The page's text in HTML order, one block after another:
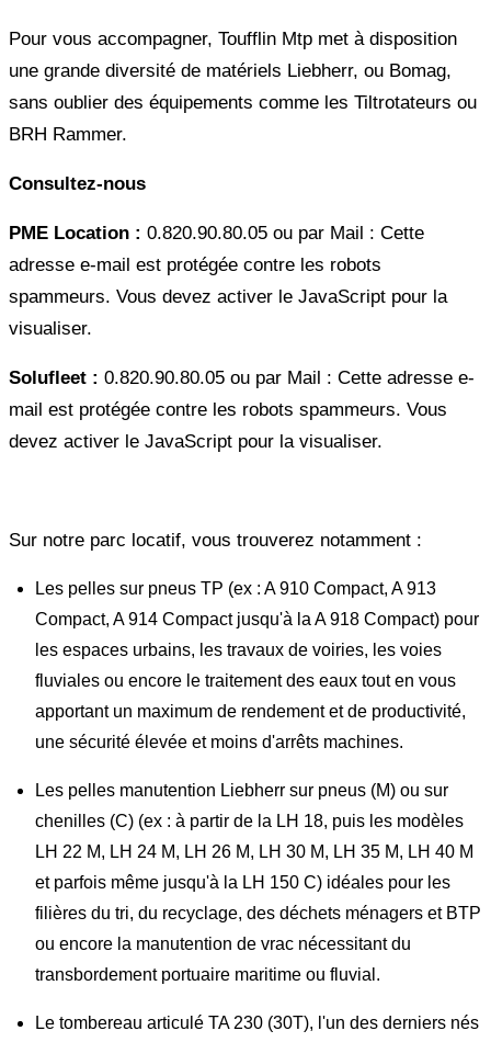
Pour vous accompagner, Toufflin Mtp met à disposition
une grande diversité de matériels Liebherr, ou Bomag,
sans oublier des équipements comme les Tiltrotateurs ou
BRH Rammer.
Consultez-nous
PME Location : 0.820.90.80.05 ou par Mail : Cette
adresse e-mail est protégée contre les robots
spammeurs. Vous devez activer le JavaScript pour la
visualiser.
Solufleet : 0.820.90.80.05 ou par Mail : Cette adresse e-
mail est protégée contre les robots spammeurs. Vous
devez activer le JavaScript pour la visualiser.
Sur notre parc locatif, vous trouverez notamment :
Les pelles sur pneus TP (ex : A 910 Compact, A 913
Compact, A 914 Compact jusqu'à la A 918 Compact) pour
les espaces urbains, les travaux de voiries, les voies
fluviales ou encore le traitement des eaux tout en vous
apportant un maximum de rendement et de productivité,
une sécurité élevée et moins d'arrêts machines.
Les pelles manutention Liebherr sur pneus (M) ou sur
chenilles (C) (ex : à partir de la LH 18, puis les modèles
LH 22 M, LH 24 M, LH 26 M, LH 30 M, LH 35 M, LH 40 M
et parfois même jusqu'à la LH 150 C) idéales pour les
filières du tri, du recyclage, des déchets ménagers et BTP
ou encore la manutention de vrac nécessitant du
transbordement portuaire maritime ou fluvial.
Le tombereau articulé TA 230 (30T), l'un des derniers nés